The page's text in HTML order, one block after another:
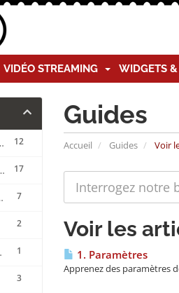
VIDÉO STREAMING WIDGETS &
Guides
Accueil Guides Voir
12
CentovaCast
17
CentovaCast
7
2
1
3
Voir les
1. Paramètres
Apprenez des paramètres